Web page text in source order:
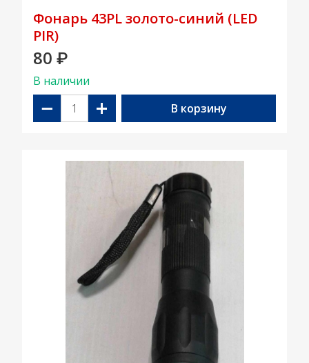
Фонарь 43PL золото-синий (LED
PIR)
80 ₽
В наличии
− + В корзину